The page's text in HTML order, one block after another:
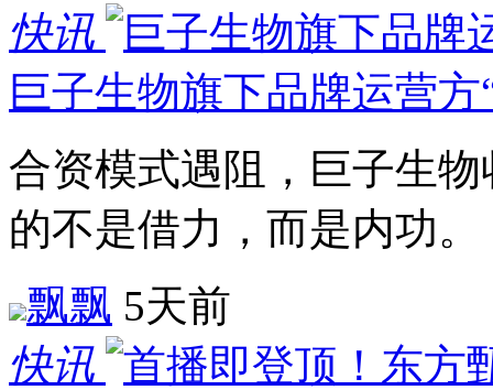
快讯
巨子生物旗下品牌运营方
合资模式遇阻，巨子生
的不是借力，而是内功。
飘飘 5天前
快讯